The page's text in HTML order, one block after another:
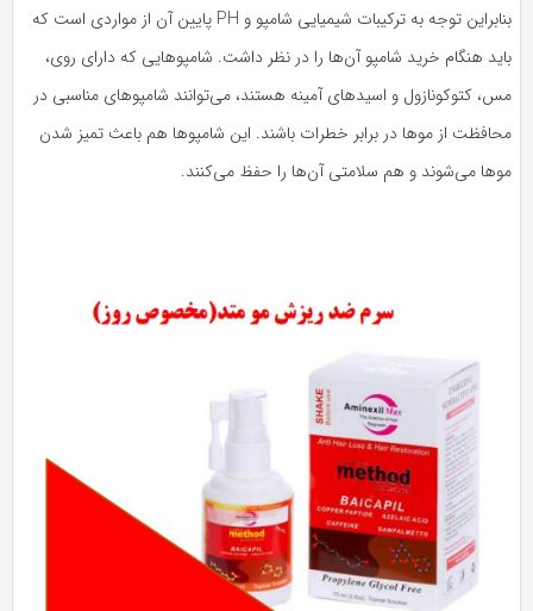
بنابراین توجه به ترکیبات شیمیایی شامپو و PH پایین آن از مواردی است که
باید هنگام خرید شامپو آن‌ها را در نظر داشت. شامپوهایی که دارای روی،
مس، کتوکونازول و اسیدهای آمینه هستند، می‌توانند شامپوهای مناسبی در
محافظت از موها در برابر خطرات باشند. این شامپوها هم باعث تمیز شدن
موها می‌شوند و هم سلامتی آن‌ها را حفظ می‌کنند.